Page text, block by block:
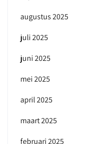
augustus 2025
juli 2025
juni 2025
mei 2025
april 2025
maart 2025
februari 2025